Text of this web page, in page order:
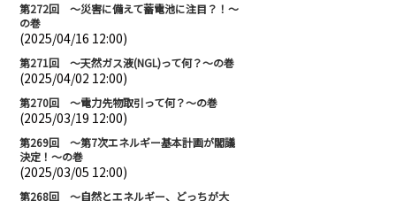
第272回 ～災害に備えて蓄電池に注目？！～
の巻
(2025/04/16 12:00)
第271回 ～天然ガス液(NGL)って何？～の巻
(2025/04/02 12:00)
第270回 ～電力先物取引って何？～の巻
(2025/03/19 12:00)
第269回 ～第7次エネルギー基本計画が閣議
決定！～の巻
(2025/03/05 12:00)
第268回 ～自然とエネルギー、どっちが大